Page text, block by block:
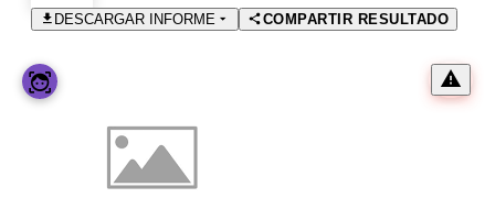
DESCARGAR INFORME
COMPARTIR RESULTADO